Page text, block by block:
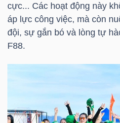
cực... Các hoạt động này
áp lực công việc, mà còn
đội, sự gắn bó và lòng tự
F88.
YẾU
TIÊU